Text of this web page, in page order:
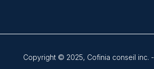
Copyright © 2025, Cofinia conseil inc. -